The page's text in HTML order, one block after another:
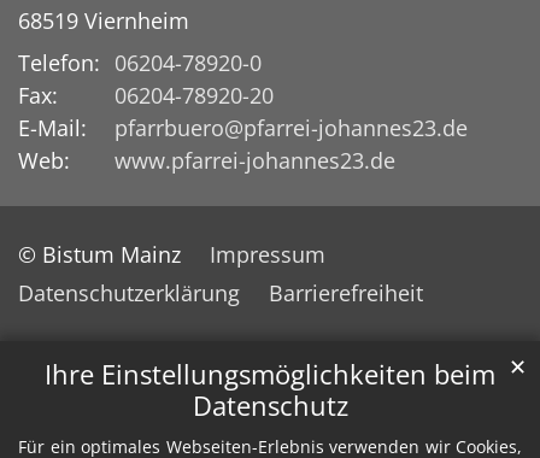
Ihre Einstellungsmöglichkeiten beim
Datenschutz
Für ein optimales Webseiten-Erlebnis verwenden wir Cookies,
✕
68519 Viernheim
Telefon: 06204-78920-0
Fax:
06204-78920-20
E-Mail:
pfarrbuero@pfarrei-johannes23.de
Web:
www.pfarrei-johannes23.de
© Bistum Mainz
Impressum
Datenschutzerklärung
Barrierefreiheit